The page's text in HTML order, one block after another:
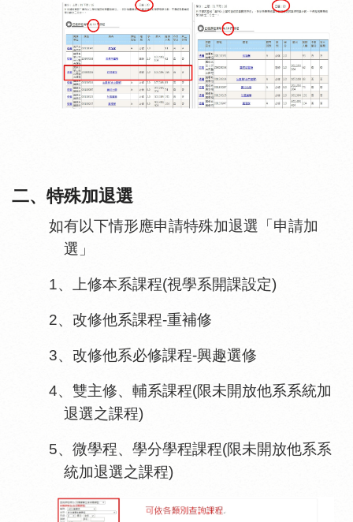
二、特殊加退選
如有以下情形應申請特殊加退選「申請加
選」
1、上修本系課程(視學系開課設定)
2、改修他系課程-重補修
3、改修他系必修課程-興趣選修
4、雙主修、輔系課程(限未開放他系系統加
退選之課程)
5、微學程、學分學程課程(限未開放他系系
統加退選之課程)